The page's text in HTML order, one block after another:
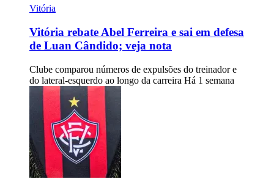
Vitória
Vitória rebate Abel Ferreira e sai em defesa
de Luan Cândido; veja nota
Clube comparou números de expulsões do treinador e
do lateral-esquerdo ao longo da carreira Há 1 semana